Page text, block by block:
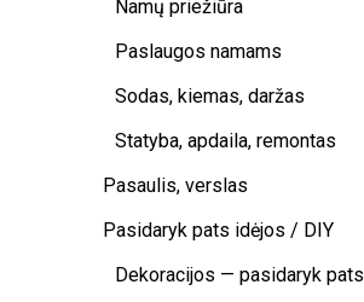
Namų priežiūra
Paslaugos namams
Sodas, kiemas, daržas
Statyba, apdaila, remontas
Pasaulis, verslas
Pasidaryk pats idėjos / DIY
Dekoracijos — pasidaryk pats